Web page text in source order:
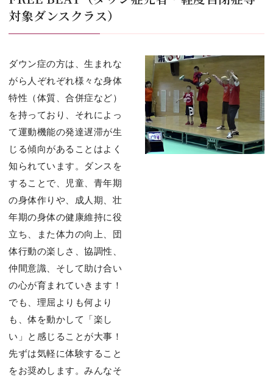
対象ダンスクラス）
ダウン症の方は、生まれな
がら人ぞれぞれ様々な身体
特性（体質、合併症など）
を持っており、それによっ
て運動機能の発達遅滞が生
じる傾向があることはよく
知られています。ダンスを
することで、児童、青年期
の身体作りや、成人期、壮
年期の身体の健康維持に役
立ち、また体力の向上、団
体行動の楽しさ、協調性、
仲間意識、そして助け合い
の心が育まれていきます！
でも、理屈よりも何より
も、体を動かして「楽し
い」と感じることが大事！
先ずは気軽に体験すること
をお奨めします。みんなそ